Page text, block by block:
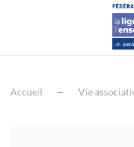
Accueil Vie